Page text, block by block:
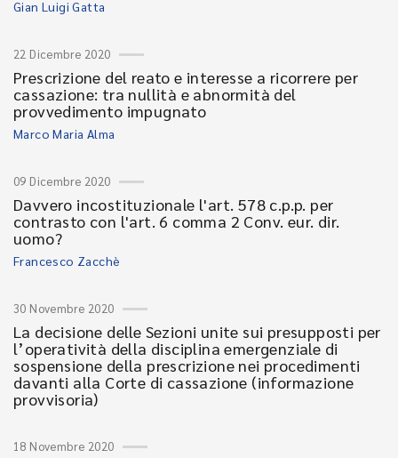
Gian Luigi Gatta
22 Dicembre 2020
Prescrizione del reato e interesse a ricorrere per
cassazione: tra nullità e abnormità del
provvedimento impugnato
Marco Maria Alma
09 Dicembre 2020
Davvero incostituzionale l'art. 578 c.p.p. per
contrasto con l'art. 6 comma 2 Conv. eur. dir.
uomo?
Francesco Zacchè
30 Novembre 2020
La decisione delle Sezioni unite sui presupposti per
l’operatività della disciplina emergenziale di
sospensione della prescrizione nei procedimenti
davanti alla Corte di cassazione (informazione
provvisoria)
18 Novembre 2020